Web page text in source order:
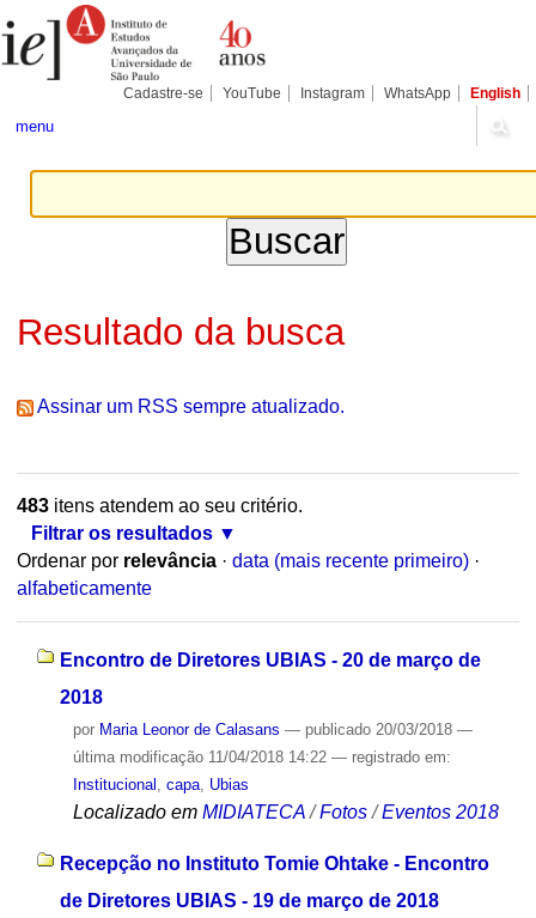
para
conteúdo.
Pessoais
Cadastre-se YouTube Instagram WhatsApp English
menu
Resultado da busca
Assinar um RSS sempre atualizado.
483itens atendem ao seu critério.
Filtrar os resultados
Ordenar por relevância · data (mais recente primeiro) ·
alfabeticamente
Encontro de Diretores UBIAS - 20 de março de
2018
por Maria Leonor de Calasans — publicado20/03/2018 —
última modificação11/04/2018 14:22 — registrado em:
Institucional
capa, Ubias
Localizado em MIDIATECA /Fotos /Eventos 2018
Recepção no Instituto Tomie Ohtake - Encontro
de Diretores UBIAS - 19 de março de 2018